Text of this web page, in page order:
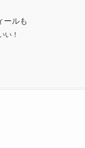
ールも
い！